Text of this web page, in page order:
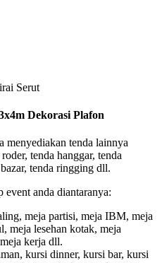
Serut
Dekorasi Plafon
menyediakan tenda lainnya
tenda hanggar, tenda
tenda ringging dll.
event anda diantaranya:
meja partisi, meja IBM, meja
meja lesehan kotak, meja
kerja dll.
kursi dinner, kursi bar, kursi